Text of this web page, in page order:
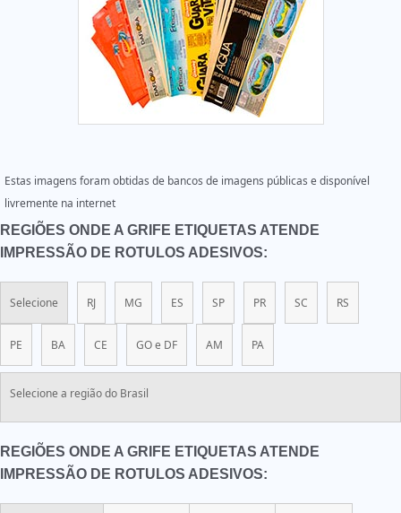
Estas imagens foram obtidas de bancos de imagens públicas e disponível
livremente na internet
REGIÕES ONDE A GRIFE ETIQUETAS ATENDE
IMPRESSÃO DE ROTULOS ADESIVOS:
Selecione RJ MG ES SP PR SC RS
PE BA CE GO e DF AM PA
Selecione a região do Brasil
REGIÕES ONDE A GRIFE ETIQUETAS ATENDE
IMPRESSÃO DE ROTULOS ADESIVOS: